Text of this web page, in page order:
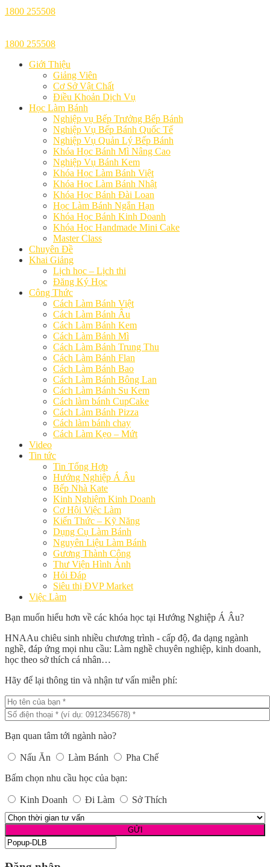
1800 255508
1800 255508
Giới Thiệu
Giảng Viên
Cơ Sở Vật Chất
Điều Khoản Dịch Vụ
Học Làm Bánh
Nghiệp vụ Bếp Trưởng Bếp Bánh
Nghiệp Vụ Bếp Bánh Quốc Tế
Nghiệp Vụ Quản Lý Bếp Bánh
Khóa Học Bánh Mì Nâng Cao
Nghiệp Vụ Bánh Kem
Khóa Học Làm Bánh Việt
Khóa Học Làm Bánh Nhật
Khóa Học Bánh Đài Loan
Học Làm Bánh Ngắn Hạn
Khóa Học Bánh Kinh Doanh
Khóa Học Handmade Mini Cake
Master Class
Chuyên Đề
Khai Giảng
Lịch học – Lịch thi
Đăng Ký Học
Công Thức
Cách Làm Bánh Việt
Cách Làm Bánh Âu
Cách Làm Bánh Kem
Cách Làm Bánh Mì
Cách Làm Bánh Trung Thu
Cách Làm Bánh Flan
Cách Làm Bánh Bao
Cách Làm Bánh Bông Lan
Cách Làm Bánh Su Kem
Cách làm bánh CupCake
Cách Làm Bánh Pizza
Cách làm bánh chay
Cách Làm Kẹo – Mứt
Video
Tin tức
Tin Tổng Hợp
Hướng Nghiệp Á Âu
Bếp Nhà Kate
Kinh Nghiệm Kinh Doanh
Cơ Hội Việc Làm
Kiến Thức – Kỹ Năng
Dụng Cụ Làm Bánh
Nguyên Liệu Làm Bánh
Gương Thành Công
Thư Viện Hình Ảnh
Hỏi Đáp
Siêu thị ĐVP Market
Việc Làm
Bạn muốn hiểu hơn về các khóa học tại Hướng Nghiệp Á Âu?
HNAAu chiêu sinh nhiều chương trình - cấp độ, đa dạng ngành
nghề, đáp ứng mọi nhu cầu: Làm nghề chuyên nghiệp, kinh doanh,
học theo sở thích cá nhân…
Hãy để lại thông tin và nhận tư vấn miễn phí:
Bạn quan tâm tới ngành nào?
Nấu Ăn Làm Bánh
Pha Chế
Bấm chọn nhu cầu học của bạn:
Kinh Doanh Đi Làm Sở Thích